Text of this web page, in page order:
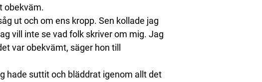
obekväm.
ut och om ens kropp. Sen kollade jag
vill inte se vad folk skriver om mig. Jag
var obekvämt, säger hon till
hade suttit och bläddrat igenom allt det